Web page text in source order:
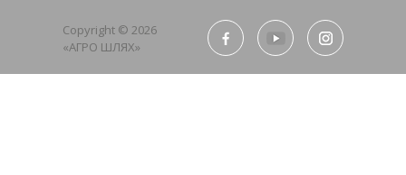
Copyright © 2026
«АГРО ШЛЯХ»